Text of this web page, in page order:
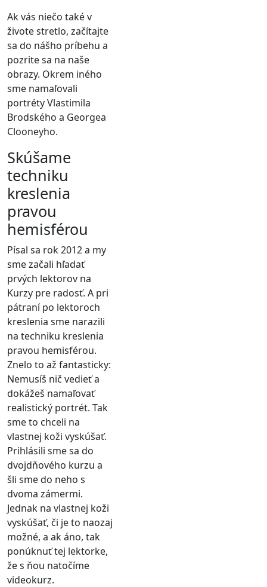
Ak vás niečo také v
živote stretlo, začítajte
sa do nášho príbehu a
pozrite sa na naše
obrazy. Okrem iného
sme namaľovali
portréty Vlastimila
Brodského a Georgea
Clooneyho.
Skúšame
techniku
kreslenia
pravou
hemisférou
Písal sa rok 2012 a my
sme začali hľadať
prvých lektorov na
Kurzy pre radosť. A pri
pátraní po lektoroch
kreslenia sme narazili
na techniku kreslenia
pravou hemisférou.
Znelo to až fantasticky:
Nemusíš nič vedieť a
dokážeš namaľovať
realistický portrét. Tak
sme to chceli na
vlastnej koži vyskúšať.
Prihlásili sme sa do
dvojdňového kurzu a
šli sme do neho s
dvoma zámermi.
Jednak na vlastnej koži
vyskúšať, či je to naozaj
možné, a ak áno, tak
ponúknuť tej lektorke,
že s ňou natočíme
videokurz.